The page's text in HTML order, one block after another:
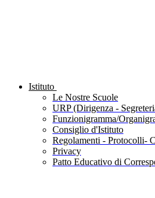
Istituto
Le Nostre Scuole
URP (Dirigenza -
Funzionigramma/
Consiglio d'Istituto
Regolamenti - Protocolli-
Privacy
Patto Educativo di